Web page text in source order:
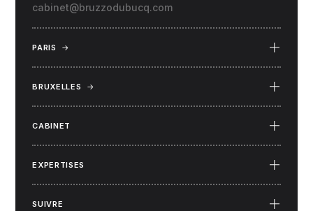
cabinet@bruzzodubucq.com
PARIS →
BRUXELLES →
CABINET
EXPERTISES
SUIVRE